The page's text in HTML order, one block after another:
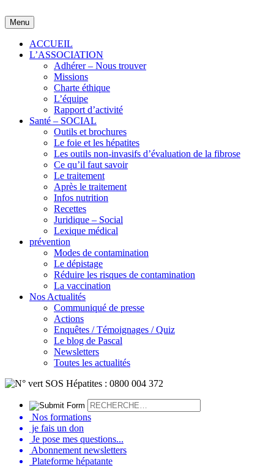
to
content
Menu
ACCUEIL
L’ASSOCIATION
Adhérer – Nous trouver
Missions
Charte éthique
L’équipe
Rapport d’activité
Santé – SOCIAL
Outils et brochures
Le foie et les hépatites
Les outils non-invasifs d’évaluation de la fibrose
Ce qu’il faut savoir
Le traitement
Après le traitement
Infos nutrition
Recettes
Juridique – Social
Lexique médical
prévention
Modes de contamination
Le dépistage
Réduire les risques de contamination
La vaccination
Nos Actualités
Communiqué de presse
Actions
Enquêtes / Témoignages / Quiz
Le blog de Pascal
Newsletters
Toutes les actualités
Nos formations
je fais un don
Je pose mes questions...
Abonnement newsletters
Plateforme hépatante